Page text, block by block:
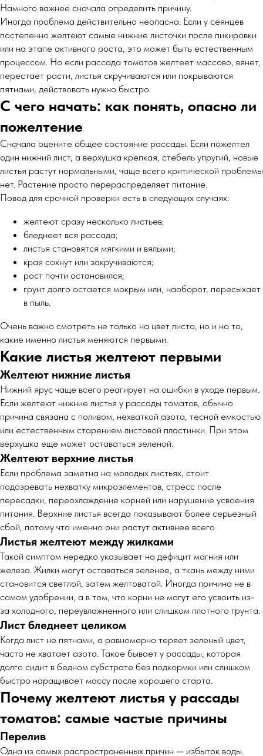
Намного важнее сначала определить причину.
Иногда проблема действительно неопасна. Если у сеянцев
постепенно желтеют самые нижние листочки после пикировки
или на этапе активного роста, это может быть естественным
процессом. Но если рассада томатов желтеет массово, вянет,
перестает расти, листья скручиваются или покрываются
пятнами, действовать нужно быстро.
С чего начать: как понять, опасно ли
пожелтение
Сначала оцените общее состояние рассады. Если пожелтел
один нижний лист, а верхушка крепкая, стебель упругий, новые
листья растут нормальными, чаще всего критической проблемы
нет. Растение просто перераспределяет питание.
Повод для срочной проверки есть в следующих случаях:
желтеют сразу несколько листьев;
бледнеет вся рассада;
листья становятся мягкими и вялыми;
края сохнут или закручиваются;
рост почти остановился;
грунт долго остается мокрым или, наоборот, пересыхает
в пыль.
Очень важно смотреть не только на цвет листа, но и на то,
какие именно листья меняются первыми.
Какие листья желтеют первыми
Желтеют нижние листья
Нижний ярус чаще всего реагирует на ошибки в уходе первым.
Если желтеют нижние листья у рассады томатов, обычно
причина связана с поливом, нехваткой азота, тесной емкостью
или естественным старением листовой пластинки. При этом
верхушка еще может оставаться зеленой.
Желтеют верхние листья
Если проблема заметна на молодых листьях, стоит
подозревать нехватку микроэлементов, стресс после
пересадки, переохлаждение корней или нарушение усвоения
питания. Верхние листья всегда показывают более серьезный
сбой, потому что именно они растут активнее всего.
Листья желтеют между жилками
Такой симптом нередко указывает на дефицит магния или
железа. Жилки могут оставаться зеленее, а ткань между ними
становится светлой, затем желтоватой. Иногда причина не в
самом удобрении, а в том, что корни не могут его усвоить из-
за холодного, переувлажненного или слишком плотного грунта.
Лист бледнеет целиком
Когда лист не пятнами, а равномерно теряет зеленый цвет,
часто не хватает азота. Такое бывает у рассады, которая
долго сидит в бедном субстрате без подкормки или слишком
быстро наращивает массу после хорошего старта.
Почему желтеют листья у рассады
томатов: самые частые причины
Перелив
Одна из самых распространенных причин — избыток воды.